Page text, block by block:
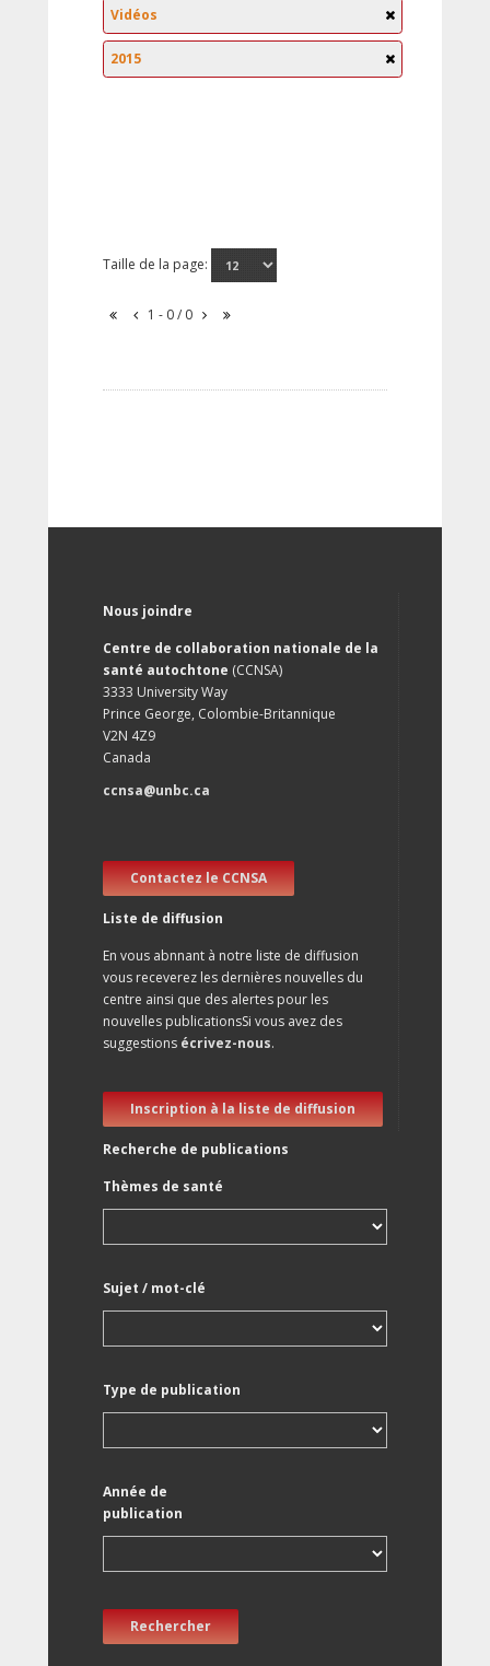
Vidéos
2015
Taille de la page:
1 - 0 / 0
Nous joindre
Centre de collaboration nationale de la
santé autochtone (CCNSA)
3333 University Way
Prince George, Colombie-Britannique
V2N 4Z9
Canada
ccnsa@unbc.ca
Contactez le CCNSA
Liste de diffusion
En vous abnnant à notre liste de diffusion
vous receverez les dernières nouvelles du
centre ainsi que des alertes pour les
nouvelles publicationsSi vous avez des
suggestions écrivez-nous.
Inscription à la liste de diffusion
Recherche de publications
Thèmes de santé
Sujet / mot-clé
Type de publication
Année de
publication
Rechercher